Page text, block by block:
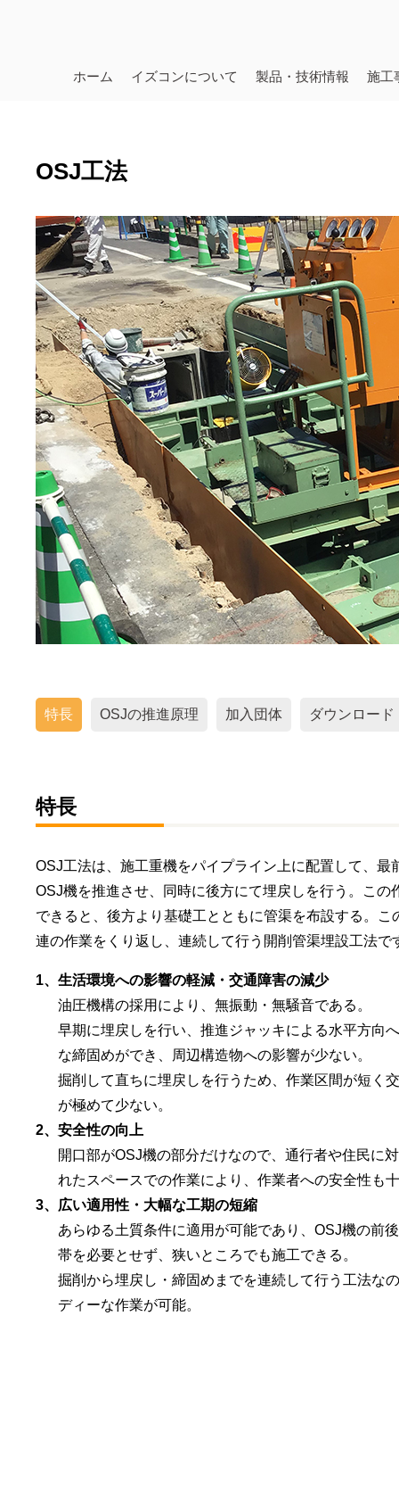
ホーム イズコンについて 製品・技術情報 施工
OSJ工法
特長 OSJの推進原理 加入団体 ダウンロード
特長
OSJ工法は、施工重機をパイプライン上に配置して、
OSJ機を推進させ、同時に後方にて埋戻しを行う。こ
できると、後方より基礎工とともに管渠を布設する。
連の作業をくり返し、連続して行う開削管渠埋設工法で
1、 生活環境への影響の軽減・交通障害の減少
油圧機構の採用により、無振動・無騒音である。
早期に埋戻しを行い、推進ジャッキによる水平方向
な締固めができ、周辺構造物への影響が少ない。
掘削して直ちに埋戻しを行うため、作業区間が短く
が極めて少ない。
2、 安全性の向上
開口部がOSJ機の部分だけなので、通行者や住民に
れたスペースでの作業により、作業者への安全性も
3、 広い適用性・大幅な工期の短縮
あらゆる土質条件に適用が可能であり、OSJ機の前
帯を必要とせず、狭いところでも施工できる。
掘削から埋戻し・締固めまでを連続して行う工法な
ディーな作業が可能。